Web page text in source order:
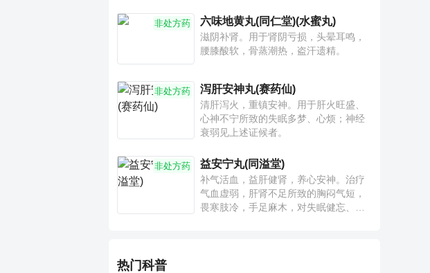
非处方药 六味地黄丸(同仁堂)(水蜜丸)
滋阴补肾。用于肾阴亏损，头晕耳鸣，
腰膝酸软，骨蒸潮热，盗汗遗精。
非处方药 泻肝安神丸(赛药仙)
清肝泻火，重镇安神。用于肝火旺盛、
心神不宁所致的失眠多梦、心烦；神经
衰弱见上述证候者。
非处方药 益安宁丸(同溢堂)
补气活血，益肝健肾，养心安神。治疗
气血虚弱，肝肾不足所致的胸闷气短，
畏寒肢冷，手足麻木，对失眠健忘、神
热门科普